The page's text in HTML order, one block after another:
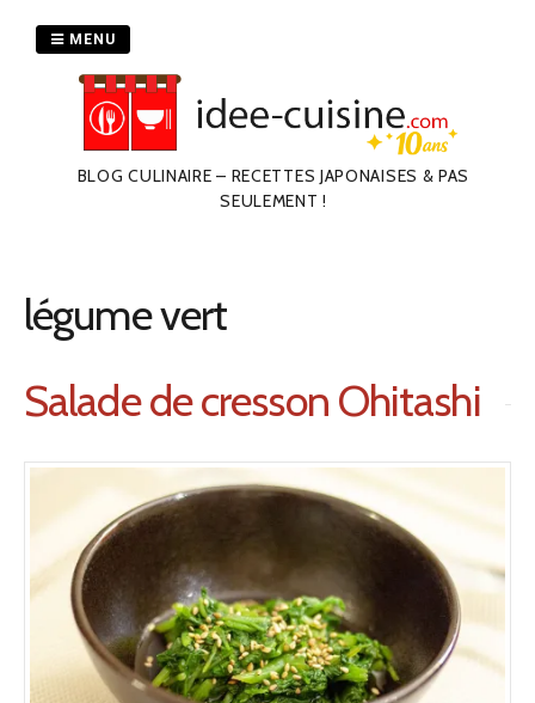
BLOG CULINAIRE – RECETTES JAPONAISES & PAS
SEULEMENT !
MENU
légume vert
Salade de cresson Ohitashi